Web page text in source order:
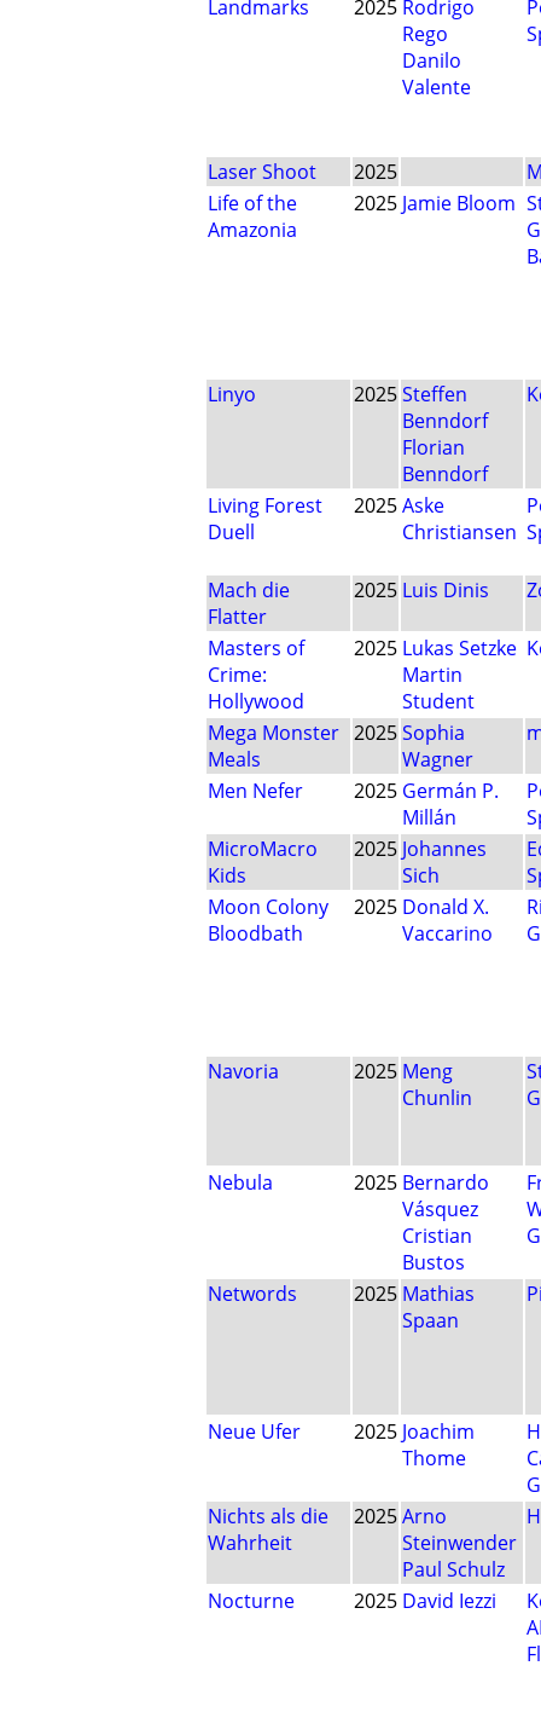
Landmarks 2025 Rodrigo
Rego
Danilo
Valente
Laser Shoot 2025
Life of the
Amazonia
2025 Jamie Bloom
Linyo 2025Steffen
Benndorf
Florian
Benndorf
Living Forest
Duell
2025Aske
Christiansen
Mach die
Flatter
2025 Luis Dinis
Masters of
Crime:
Hollywood
2025 Lukas Setzke
Martin
Student
Mega Monster
Meals
2025Sophia
Wagner
Men Nefer 2025 Germán P.
Millán
MicroMacro
Kids
2025 Johannes
Sich
Moon Colony
Bloodbath
2025 Donald X.
Vaccarino
Navoria 2025 Meng
Chunlin
Nebula 2025 Bernardo
Vásquez
Cristian
Bustos
Networds 2025 Mathias
Spaan
Neue Ufer 2025 Joachim
Thome
Nichts als die
Wahrheit
2025Arno
Steinwender
Paul Schulz
Nocturne 2025 David Iezzi